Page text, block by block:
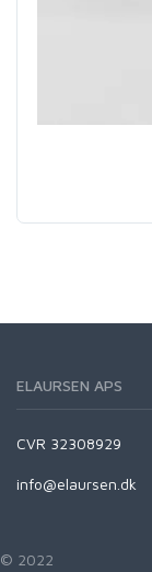
ELAURSEN APS
CVR 32308929
info@elaursen.dk
© 2022